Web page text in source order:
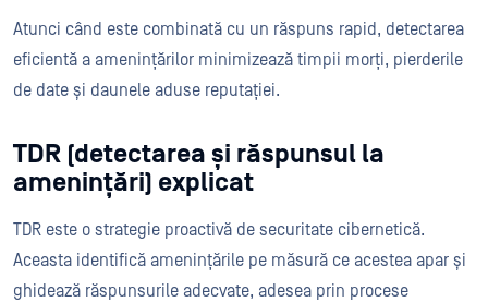
Atunci când este combinată cu un răspuns rapid, detectarea
eficientă a amenințărilor minimizează timpii morți, pierderile
de date și daunele aduse reputației.
TDR (detectarea și răspunsul la
amenințări) explicat
TDR este o strategie proactivă de securitate cibernetică.
Aceasta identifică amenințările pe măsură ce acestea apar și
ghidează răspunsurile adecvate, adesea prin procese